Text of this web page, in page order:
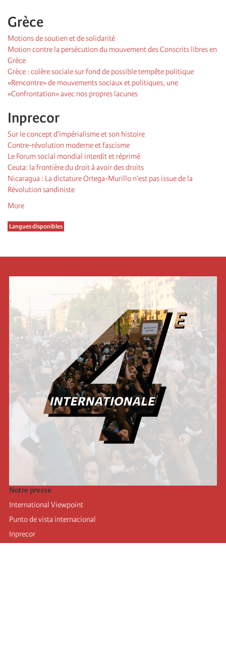
Grèce
Motions de soutien et de solidarité
Motion contre la persécution du mouvement des Conscrits libres en
Grèce
Grèce : colère sociale sur fond de possible tempête politique
«Rencontre» de mouvements sociaux et politiques, une
«Confrontation» avec nos propres lacunes
Inprecor
Sur le concept d’impérialisme et son histoire
Contre-révolution moderne et fascisme
Le Forum social mondial interdit et réprimé
Ceuta: la frontière du droit à avoir des droits
Nicaragua : La dictature Ortega-Murillo n’est pas issue de la
Révolution sandiniste
More
Langues disponibles
Notre presse
International Viewpoint
Punto de vista internacional
Inprecor